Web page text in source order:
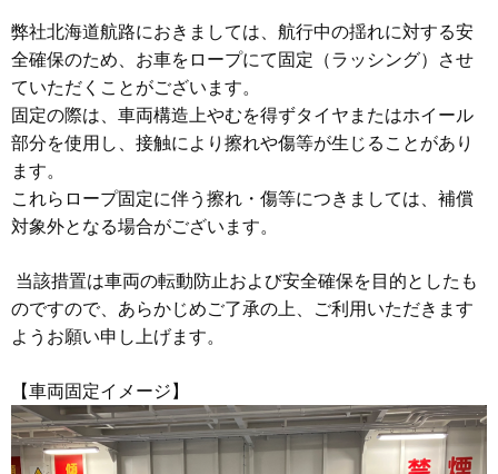
弊社北海道航路におきましては、航行中の揺れに対する安
全確保のため、お車をロープにて固定（ラッシング）させ
ていただくことがございます。
固定の際は、車両構造上やむを得ずタイヤまたはホイール
部分を使用し、接触により擦れや傷等が生じることがあり
ます。
これらロープ固定に伴う擦れ・傷等につきましては、補償
対象外となる場合がございます。
当該措置は車両の転動防止および安全確保を目的としたも
のですので、あらかじめご了承の上、ご利用いただきます
ようお願い申し上げます。
【車両固定イメージ】